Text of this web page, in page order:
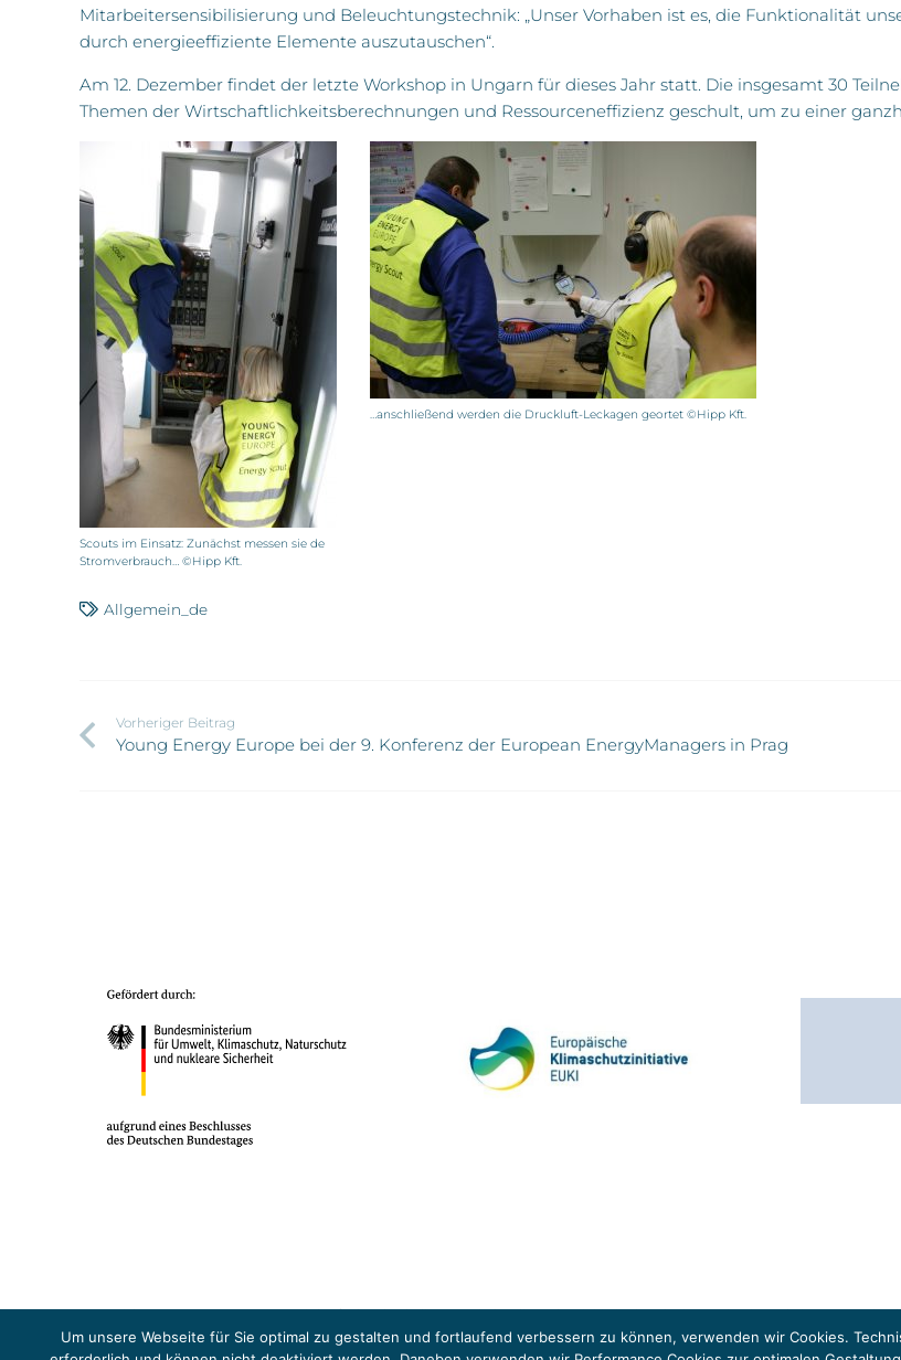
Mitarbeitersensibilisierung und Beleuchtungstechnik: „Unser Vorhaben ist es, die Funktionalität
durch energieeffiziente Elemente auszutauschen“.
Am 12. Dezember findet der letzte Workshop in Ungarn für dieses Jahr statt. Die insgesamt 30
Themen der Wirtschaftlichkeitsberechnungen und Ressourceneffizienz geschult, um zu einer
Scouts im Einsatz: Zunächst messen sie de
Stromverbrauch… ©Hipp Kft.
…anschließend werden die Druckluft-Leckagen geortet ©Hipp Kft.
Allgemein_de
Vorheriger Beitrag
Young Energy Europe bei der 9. Konferenz der European EnergyManagers in Prag
Das Projekt YOUNG ENERGY EUROPE wird gefördert durch die Europäische Klimaschutzinitiative (EUKI). Die EUKI ist ein Förderinstrument
Abkommens voranzutreiben.
Um unsere Webseite für Sie optimal zu gestalten und fortlaufend verbessern zu können, verwenden wir Cookies.